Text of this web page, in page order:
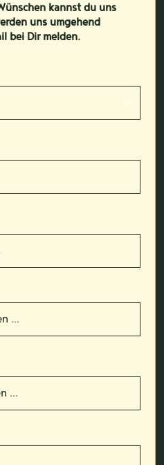
kannst du uns
uns umgehend
bei Dir melden.